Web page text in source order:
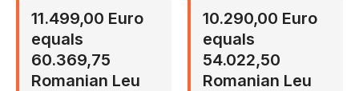
11.499,00 Euro
equals
60.369,75
Romanian Leu
10.290,00 Euro
equals
54.022,50
Romanian Leu